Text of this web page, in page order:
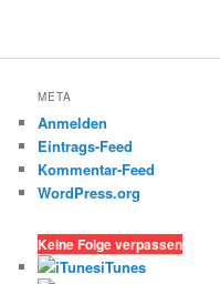
META
Anmelden
Eintrags-Feed
Kommentar-Feed
WordPress.org
Keine Folge verpassen
iTunes